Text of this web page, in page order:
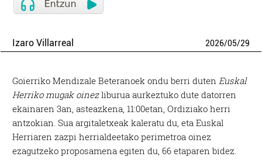
Izaro Villarreal 2026/05/29
Goierriko Mendizale Beteranoek ondu berri dutenEuskal
Herriko mugak oinezliburua aurkeztuko dute datorren
ekainaren 3an, asteazkena, 11:00etan, Ordiziako herri
antzokian. Sua argitaletxeak kaleratu du, eta Euskal
Herriaren zazpi herrialdeetako perimetroa oinez
ezagutzeko proposamena egiten du, 66 etaparen bidez.